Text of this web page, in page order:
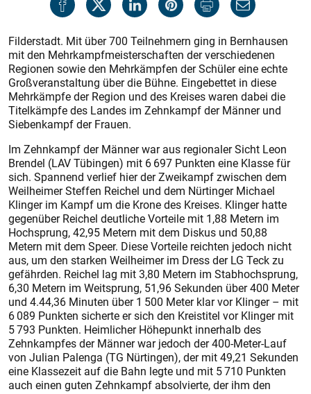
Filderstadt. Mit über 700 Teilnehmern ging in Bernhausen
mit den Mehrkampfmeisterschaften der verschiedenen
Regionen sowie den Mehrkämpfen der Schüler eine echte
Großveranstaltung über die Bühne. Eingebettet in diese
Mehrkämpfe der Region und des Kreises waren dabei die
Titelkämpfe des Landes im Zehnkampf der Männer und
Siebenkampf der Frauen.
Im Zehnkampf der Männer war aus regionaler Sicht Leon
Brendel (LAV Tübingen) mit 6 697 Punkten eine Klasse für
sich. Spannend verlief hier der Zweikampf zwischen dem
Weilheimer Steffen Reichel und dem Nürtinger Michael
Klinger im Kampf um die Krone des Kreises. Klinger hatte
gegenüber Reichel deutliche Vorteile mit 1,88 Metern im
Hochsprung, 42,95 Metern mit dem Diskus und 50,88
Metern mit dem Speer. ­Diese Vorteile reichten jedoch nicht
aus, um den starken Weilheimer im Dress der LG Teck zu
gefährden. Reichel lag mit 3,80 Metern im Stabhochsprung,
6,30 Metern im Weitsprung, 51,96 Sekunden über 400 Meter
und 4.44,36 Minuten über 1 500 Meter klar vor Klinger – mit
6 089 Punkten sicherte er sich den Kreistitel vor Klinger mit
5 793 Punkten. Heimlicher Höhepunkt innerhalb des
Zehnkampfes der Männer war jedoch der 400-Meter-Lauf
von Julian Palenga (TG Nürtingen), der mit 49,21 Sekunden
eine Klassezeit auf die Bahn legte und mit 5 710 Punkten
auch einen guten Zehnkampf absolvierte, der ihm den